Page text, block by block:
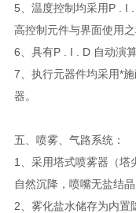
5、温度控制均采用P . I
高控制元件与界面使用之
6、具有P . I . D 自动演
7、执行元器件均采用*
器。
五、喷雾、气路系统：
1、采用塔式喷雾器（塔
自然沉降，喷嘴无盐结晶
2、雾化盐水储存为内置